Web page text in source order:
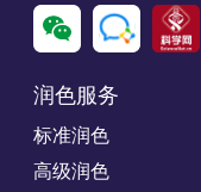
润色服务
标准润色
高级润色